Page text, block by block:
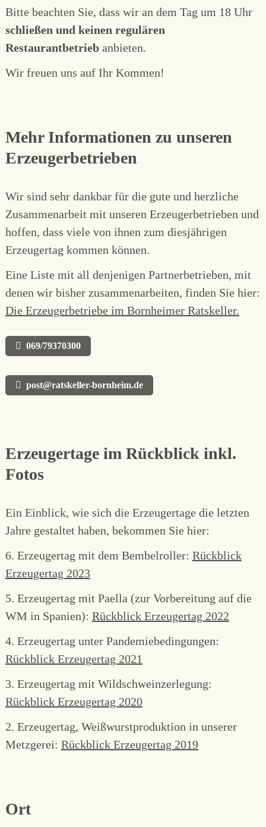
Bitte beachten Sie, dass wir an dem Tag um 18 Uhr
schließen und keinen regulären
Restaurantbetriebanbieten.
Wir freuen uns auf Ihr Kommen!
Mehr Informationen zu unseren
Erzeugerbetrieben
Wir sind sehr dankbar für die gute und herzliche
Zusammenarbeit mit unseren Erzeugerbetrieben und
hoffen, dass viele von ihnen zum diesjährigen
Erzeugertag kommen können.
Eine Liste mit all denjenigen Partnerbetrieben, mit
denen wir bisher zusammenarbeiten, finden Sie hier:
Die Erzeugerbetriebe im Bornheimer Ratskeller.
069/79370300
post@ratskeller-bornheim.de
Erzeugertage im Rückblick inkl.
Fotos
Ein Einblick, wie sich die Erzeugertage die letzten
Jahre gestaltet haben, bekommen Sie hier:
6. Erzeugertag mit dem Bembelroller: Rückblick
Erzeugertag 2023
5. Erzeugertag mit Paella (zur Vorbereitung auf die
WM in Spanien): Rückblick Erzeugertag 2022
4. Erzeugertag unter Pandemiebedingungen:
Rückblick Erzeugertag 2021
3. Erzeugertag mit Wildschweinzerlegung:
Rückblick Erzeugertag 2020
2. Erzeugertag, Weißwurstproduktion in unserer
Metzgerei: Rückblick Erzeugertag 2019
Ort